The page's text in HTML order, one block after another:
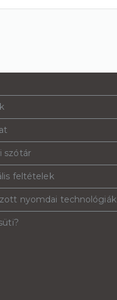
szótár
feltételek
nyomdai technológiák